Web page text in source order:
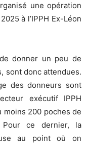
une opération
à l’IPPH Ex-Léon
donner un peu de
sont donc attendues.
des donneurs sont
exécutif IPPH
moins 200 poches de
ce dernier, la
au point où on